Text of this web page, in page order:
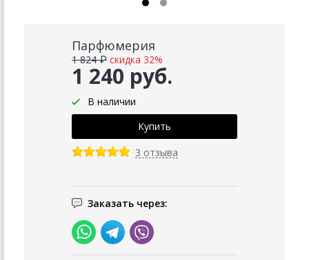
Парфюмерия
1 240 руб.
1 824 ₽ скидка 32%
В наличии
3 отзыва
Заказать через: